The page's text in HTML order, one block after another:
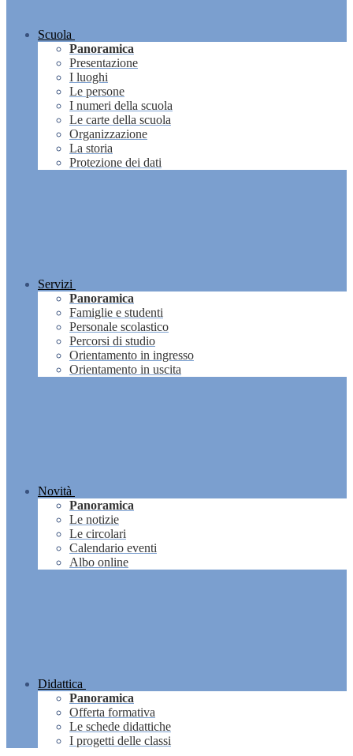
Scuola
Panoramica
Presentazione
I luoghi
Le persone
I numeri della scuola
Le carte della scuola
Organizzazione
La storia
Protezione dei dati
Servizi
Panoramica
Famiglie e studenti
Personale scolastico
Percorsi di studio
Orientamento in ingresso
Orientamento in uscita
Novità
Panoramica
Le notizie
Le circolari
Calendario eventi
Albo online
Didattica
Panoramica
Offerta formativa
Le schede didattiche
I progetti delle classi